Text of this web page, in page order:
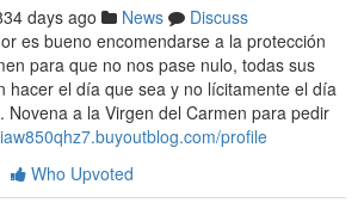
days ago News
Discuss
es bueno encomendarse a la protección
para que no nos pase nulo, todas sus
hacer el día que sea y no lícitamente el día
Novena a la Virgen del Carmen para pedir
profile
Who Upvoted